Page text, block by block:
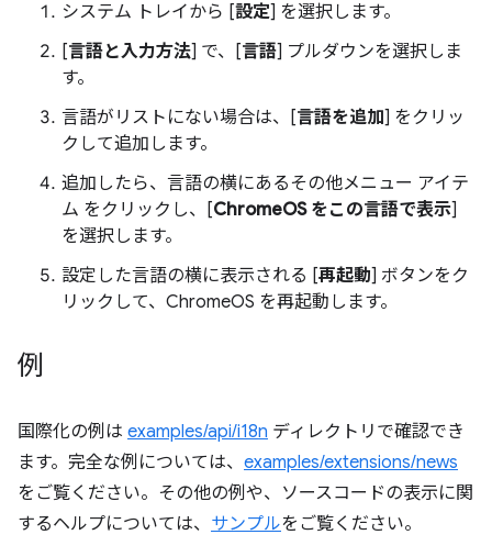
システム トレイから [設定] を選択します。
[言語と入力方法] で、[言語] プルダウンを選択しま
す。
言語がリストにない場合は、[言語を追加] をクリッ
クして追加します。
追加したら、言語の横にあるその他メニュー アイテ
ム をクリックし、[ChromeOS をこの言語で表示]
を選択します。
設定した言語の横に表示される [再起動] ボタンをク
リックして、ChromeOS を再起動します。
例
国際化の例は examples/api/i18n ディレクトリで確認でき
ます。完全な例については、 examples/extensions/news
をご覧ください。その他の例や、ソースコードの表示に関
するヘルプについては、 サンプルをご覧ください。